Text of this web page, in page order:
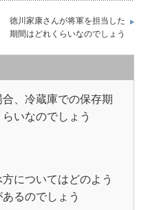
徳川家康さんが将軍を担当した
期間はどれくらいなのでしょう
合、冷蔵庫での保存期
いなのでしょう
についてはどのよう
るのでしょう